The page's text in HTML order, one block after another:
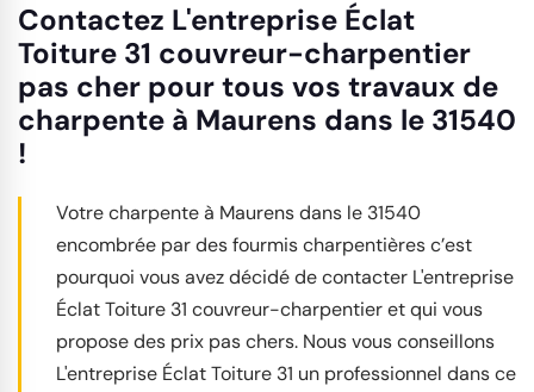
Contactez L'entreprise Éclat
Toiture 31 couvreur-charpentier
pas cher pour tous vos travaux de
charpente à Maurens dans le 31540
!
Votre charpente à Maurens dans le 31540
encombrée par des fourmis charpentières c’est
pourquoi vous avez décidé de contacter L'entreprise
Éclat Toiture 31 couvreur-charpentier et qui vous
propose des prix pas chers. Nous vous conseillons
L'entreprise Éclat Toiture 31 un professionnel dans ce